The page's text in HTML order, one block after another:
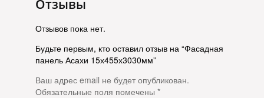
Отзывы
Отзывов пока нет.
Будьте первым, кто оставил отзыв на “Фасадная
панель Асахи 15х455х3030мм”
Ваш адрес email не будет опубликован.
Обязательные поля помечены *